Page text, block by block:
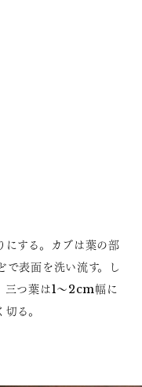
する。カブは葉の部
で表面を洗い流す。し
三つ葉は1〜2cm幅に
る。